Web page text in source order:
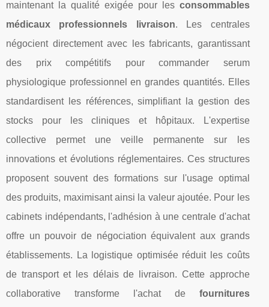
maintenant la qualité exigée pour les consommables
médicaux professionnels livraison. Les centrales
négocient directement avec les fabricants, garantissant
des prix compétitifs pour commander serum
physiologique professionnel en grandes quantités. Elles
standardisent les références, simplifiant la gestion des
stocks pour les cliniques et hôpitaux. L'expertise
collective permet une veille permanente sur les
innovations et évolutions réglementaires. Ces structures
proposent souvent des formations sur l'usage optimal
des produits, maximisant ainsi la valeur ajoutée. Pour les
cabinets indépendants, l'adhésion à une centrale d'achat
offre un pouvoir de négociation équivalent aux grands
établissements. La logistique optimisée réduit les coûts
de transport et les délais de livraison. Cette approche
collaborative transforme l'achat de fournitures